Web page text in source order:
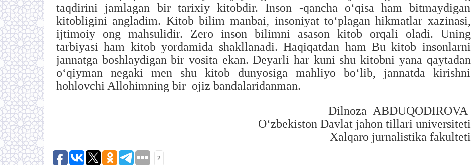
taqdirini jamlagan bir tarixiy kitobdir. Inson -qancha oʻqisa ham bitmaydigan
kitobligini angladim. Kitob bilim manbai, insoniyat toʻplagan hikmatlar xazinasi,
ijtimoiy ong mahsulidir. Zero inson bilimni asason kitob orqali oladi.
Uning
tarbiyasi ham kitob yordamida shakllanadi. Haqiqatdan ham Bu kitob insonlarni
jannatga boshlaydigan bir vosita ekan. Deyarli har kuni shu kitobni yana qaytadan
oʻqiyman negaki men shu kitob dunyosiga mahliyo boʻlib, jannatda kirishni
hohlovchi Allohimning bir ojiz bandalaridanman.
Dilnoza ABDUQODIROVA
Oʻzbekiston Davlat jahon tillari universiteti
Xalqaro jurnalistika fakulteti
2